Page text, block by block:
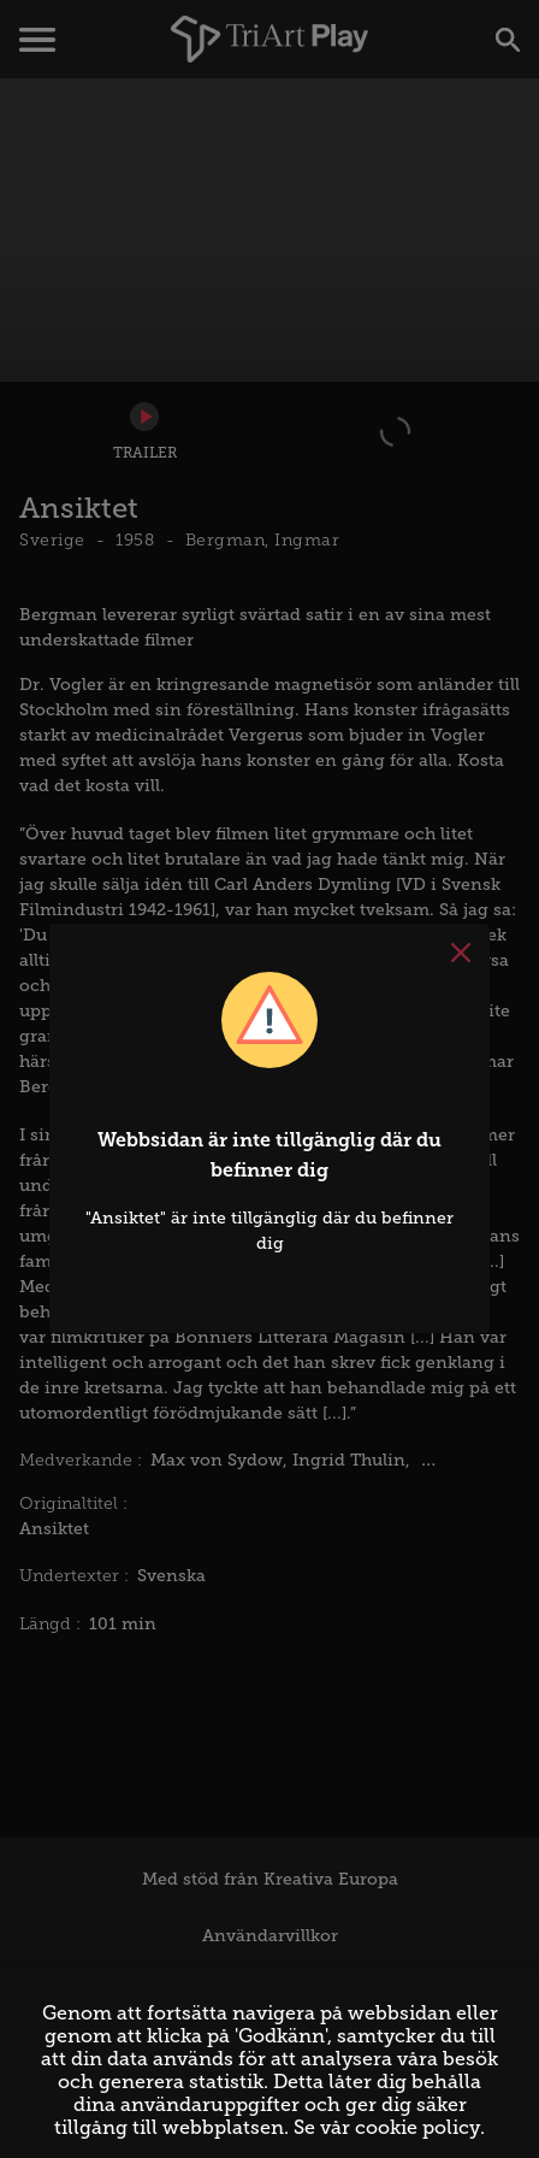
Webbsidan är inte tillgänglig där du
befinner dig
"Ansiktet" är inte tillgänglig där du befinner
dig
TRAILER
Ansiktet
Sverige 1958 Bergman, Ingmar
Bergman levererar syrligt svärtad satir i en av sina mest
underskattade filmer
Dr. Vogler är en kringresande magnetisör som anländer till
Stockholm med sin föreställning. Hans konster ifrågasätts
starkt av medicinalrådet Vergerus som bjuder in Vogler
med syftet att avslöja hans konster en gång för alla. Kosta
vad det kosta vill.
”Över huvud taget blev filmen litet grymmare och litet
svartare och litet brutalare än vad jag hade tänkt mig. När
jag skulle sälja idén till Carl Anders Dymling [VD i Svensk
Filmindustri 1942-1961], var han mycket tveksam. Så jag sa:
'Du förstår, det här är ett erotiskt spel, det är en erotisk lek
alltihopa. När teatern kommer till gården, blir alla konfysa
och kåta och tokiga, så det blir en vild erotisk
uppståndelse.' Det var inte bara lögn det jag sa, det var lite
grann också som jag hade tänkt mig det. Men sen
härsknade jag väl till under inspelningens gång." - Ingmar
Bergman
I sin bok Bilder menar Bergman att inspirationen kommer
från hans år på Malmöteatern: ”Ansiktet som kommer till
under sommaren 1958 speglar naturligtvis erfarenheter
från den perioden. [...] Publiken vi spelade för, men inte
umgicks med, representeras i Ansiktet av konsul Egermans
familj. [...] [Polismästaren] representerar mina kritiker. [...]
Medicinalrådet [...] är framsprungen ur ett oemotståndligt
behov av att hämnas lite grann på Harry Schein. Schein
var filmkritiker på Bonniers Litterära Magasin [...] Han var
intelligent och arrogant och det han skrev fick genklang i
de inre kretsarna. Jag tyckte att han behandlade mig på ett
utomordentligt förödmjukande sätt [...].”
Medverkande : Max von Sydow Ingrid Thulin Gunnar
Originaltitel :
Ansiktet
Undertexter : Svenska
Längd : 101 min
Med stöd från Kreativa Europa
Användarvillkor
Genom att fortsätta navigera på webbsidan eller
genom att klicka på 'Godkänn', samtycker du till
att din data används för att analysera våra besök
och generera statistik. Detta låter dig behålla
dina användaruppgifter och ger dig säker
tillgång till webbplatsen. Se vår cookie policy.